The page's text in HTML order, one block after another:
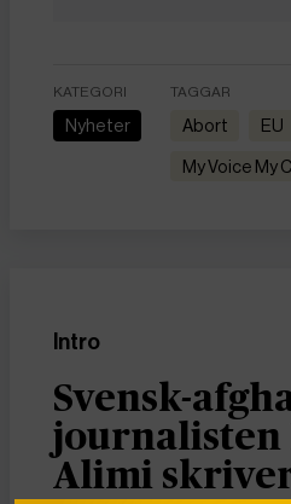
KATEGORI
Nyheter
TAGGAR
abort EU
My Voice My
Intro
Svensk-
journalisten
Alimi